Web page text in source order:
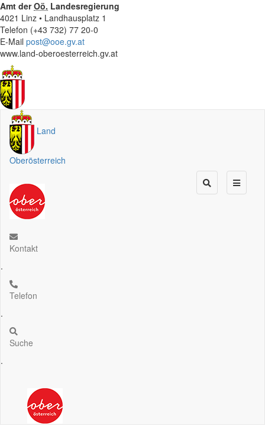
Amt derOö. Landesregierung
4021 Linz • Landhausplatz 1
Telefon (+43 732) 77 20-0
E-Mail post@ooe.gv.at
www.land-oberoesterreich.gv.at
Land
Oberösterreich
Kontakt
.
Telefon
.
Suche
.